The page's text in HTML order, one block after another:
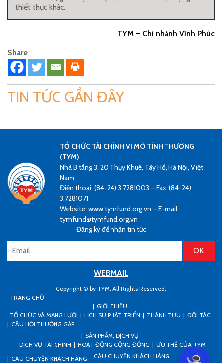
thiết thực khác.
TYM – Chi nhánh Vĩnh Phúc
Share
TIN TỨC GẦN ĐÂY
TỔ CHỨC TÀI CHÍNH VI MÔ TÌNH THƯƠNG
(TYM)
Nhà B tầng 3, 20 Thụy Khuê, Tây Hồ, Hà Nội, Việt
Nam
Điện thoại: (84-24) 3.7281003 – Fax: (84-24)
3.7281071
Website: www.tymfund.org.vn – E-mail:
tymfund@tymfund.org.vn
Đăng ký để nhận tin tức
WEBMAIL
Copyright © by TYM. All Rights Reserved.
TRANG CHỦ
GIỚI THIỆU
TỔ CHỨC VÀ MẠNG LƯỚI
LỊCH SỬ PHÁT TRIỂN THÀNH TỰU
ĐỐI TÁC
CÂU HỎI THƯỜNG GẶP
SẢN PHẨM, DỊCH VỤ
DỊCH VỤ TÀI CHÍNH
HOẠT ĐỘNG CỘNG ĐỒNG
ƯU THẾ CỦA TYM
CÂU CHUYỆN KHÁCH HÀNG
CÂU CHUYỆN KHÁCH HÀNG